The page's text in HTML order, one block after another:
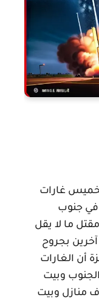
غارات
في جنوب
ما لا يقل
آخرين بجروح
أن الغارات
وبيت
منازل وبيت